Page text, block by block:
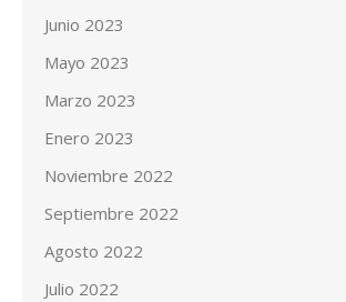
Junio 2023
Mayo 2023
Marzo 2023
Enero 2023
Noviembre 2022
Septiembre 2022
Agosto 2022
Julio 2022